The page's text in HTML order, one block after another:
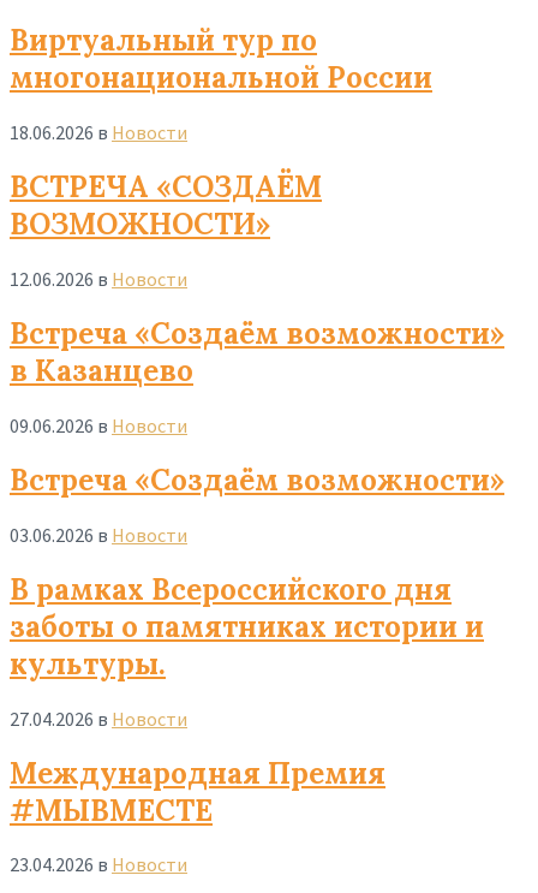
Read
More
Виртуальный тур по
многонациональной России
18.06.2026 в Новости
Read
More
ВСТРЕЧА «СОЗДАЁМ
ВОЗМОЖНОСТИ»
12.06.2026 в Новости
Read
More
Встреча «Создаём возможности»
в Казанцево
09.06.2026 в Новости
Read
More
Встреча «Создаём возможности»
03.06.2026 в Новости
Read
More
В рамках Всероссийского дня
заботы о памятниках истории и
культуры.
27.04.2026 в Новости
Read
More
Международная Премия
#МЫВМЕСТЕ
23.04.2026 в Новости